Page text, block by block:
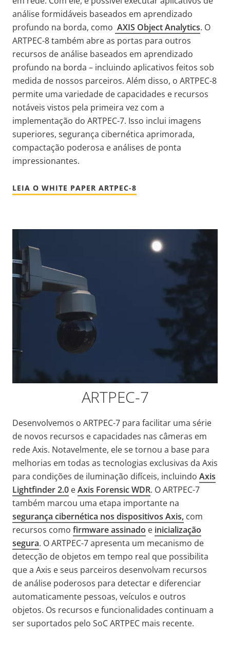
análise formidáveis baseados em aprendizado
profundo na borda, como AXIS Object Analytics. O
ARTPEC-8 também abre as portas para outros
recursos de análise baseados em aprendizado
profundo na borda – incluindo aplicativos feitos sob
medida de nossos parceiros. Além disso, o ARTPEC-8
permite uma variedade de capacidades e recursos
notáveis vistos pela primeira vez com a
implementação do ARTPEC-7. Isso inclui imagens
superiores, segurança cibernética aprimorada,
compactação poderosa e análises de ponta
impressionantes.
LEIA O WHITE PAPER ARTPEC-8
ARTPEC-7
Desenvolvemos o ARTPEC-7 para facilitar uma série
de novos recursos e capacidades nas câmeras em
rede Axis. Notavelmente, ele se tornou a base para
melhorias em todas as tecnologias exclusivas da Axis
para condições de iluminação difíceis, incluindo Axis
Lightfinder 2.0 eAxis Forensic WDR. O ARTPEC-7
também marcou uma etapa importante na
segurança cibernética nos dispositivos Axis, com
recursos como firmware assinado e inicialização
segura. O ARTPEC-7 apresenta um mecanismo de
detecção de objetos em tempo real que possibilita
que a Axis e seus parceiros desenvolvam recursos
de análise poderosos para detectar e diferenciar
automaticamente pessoas, veículos e outros
objetos. Os recursos e funcionalidades continuam a
ser suportados pelo SoC ARTPEC mais recente.